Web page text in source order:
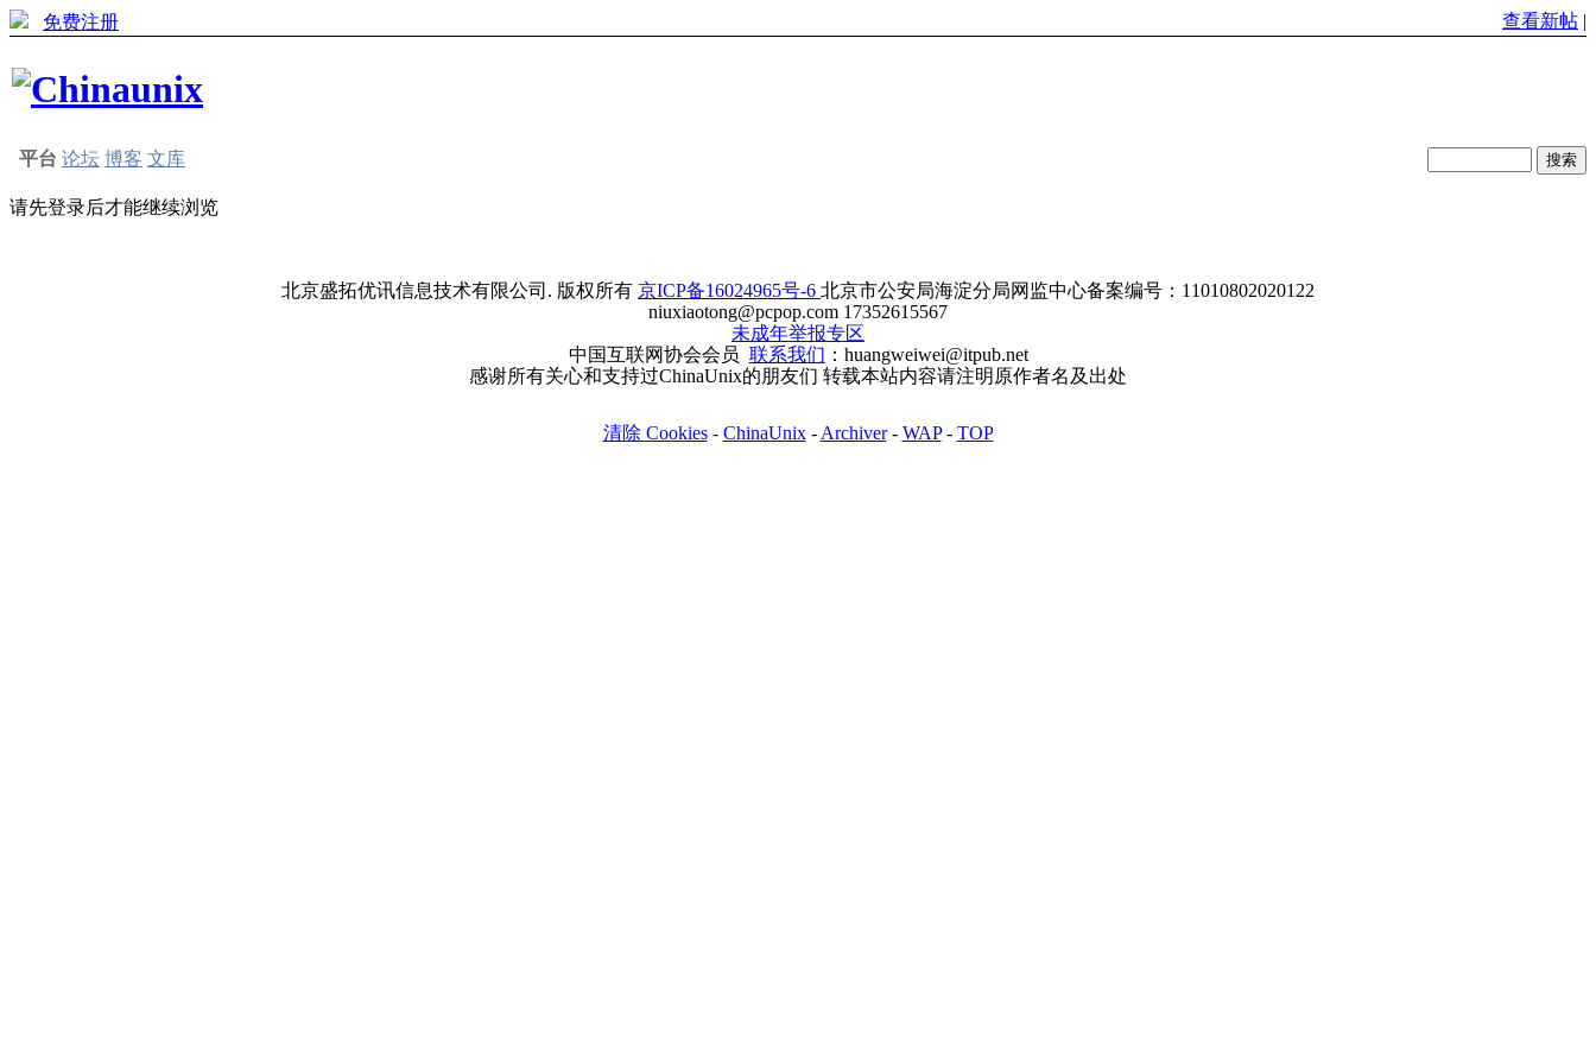
免费注册 查看新帖 |
平台 论坛 博客 文库
请先登录后才能继续浏览
北京盛拓优讯信息技术有限公司. 版权所有 京ICP备16024965号-6 北京市公安局海淀分局网监中心备案编号：11010802020122
niuxiaotong@pcpop.com 17352615567
未成年举报专区
中国互联网协会会员 联系我们 ：huangweiwei@itpub.net
感谢所有关心和支持过ChinaUnix的朋友们 转载本站内容请注明原作者名及出处
清除 Cookies- ChinaUnix- Archiver- WAP- TOP